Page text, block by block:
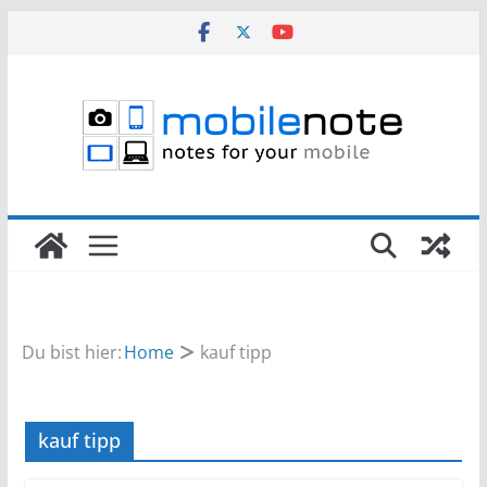
Du bist hier:Home kauf tipp
kauf tipp